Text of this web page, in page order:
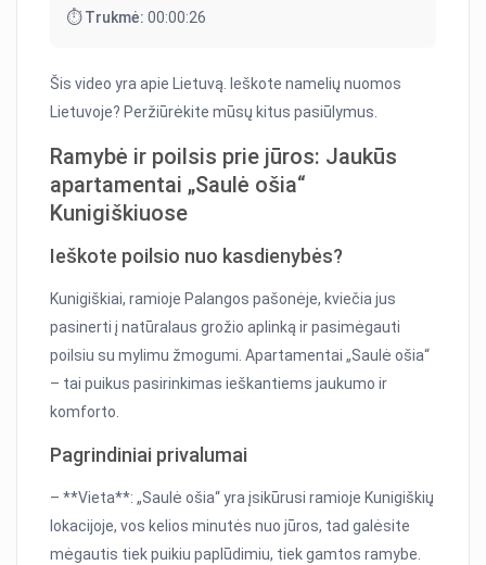
⏱️ Trukmė: 00:00:26
Šis video yra apie Lietuvą. Ieškote namelių nuomos
Lietuvoje? Peržiūrėkite mūsų kitus pasiūlymus.
Ramybė ir poilsis prie jūros: Jaukūs
apartamentai „Saulė ošia“
Kunigiškiuose
Ieškote poilsio nuo kasdienybės?
Kunigiškiai, ramioje Palangos pašonėje, kviečia jus
pasinerti į natūralaus grožio aplinką ir pasimėgauti
poilsiu su mylimu žmogumi. Apartamentai „Saulė ošia“
– tai puikus pasirinkimas ieškantiems jaukumo ir
komforto.
Pagrindiniai privalumai
– **Vieta**: „Saulė ošia“ yra įsikūrusi ramioje Kunigiškių
lokacijoje, vos kelios minutės nuo jūros, tad galėsite
mėgautis tiek puikiu paplūdimiu, tiek gamtos ramybe.